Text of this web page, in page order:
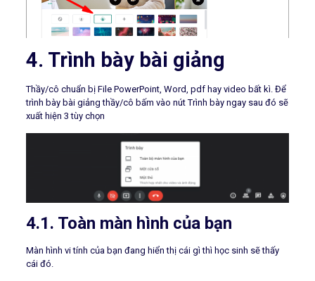
4. Trình bày bài giảng
Thầy/cô chuẩn bị File PowerPoint, Word, pdf hay video bất kì. Để
trình bày bài giảng thầy/cô bấm vào nút Trình bày ngay sau đó sẽ
xuất hiện 3 tùy chọn
4.1. Toàn màn hình của bạn
Màn hình vi tính của bạn đang hiển thị cái gì thì học sinh sẽ thấy
cái đó.